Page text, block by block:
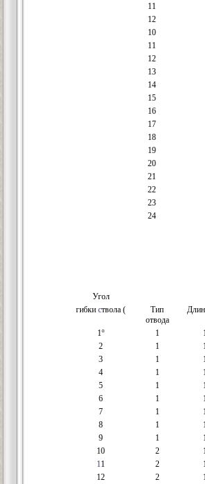
11
12
10
11
12
13
14
15
16
17
18
19
20
21
22
23
24
Угол
гибки ствола (
Тип
отвода
1° 1
2
1
3
1
4
1
5
1
6
1
7
1
8
1
9
1
10
2
1 1 2
12
2